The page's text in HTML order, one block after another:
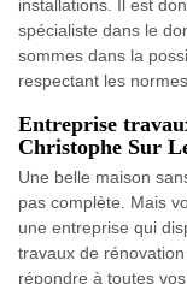
installations. Il est
spécialiste dans le
sommes dans la
respectant les
Entreprise
Christophe Sur
Une belle maison
pas complète. Mais
une entreprise qui
travaux de
répondre à toutes